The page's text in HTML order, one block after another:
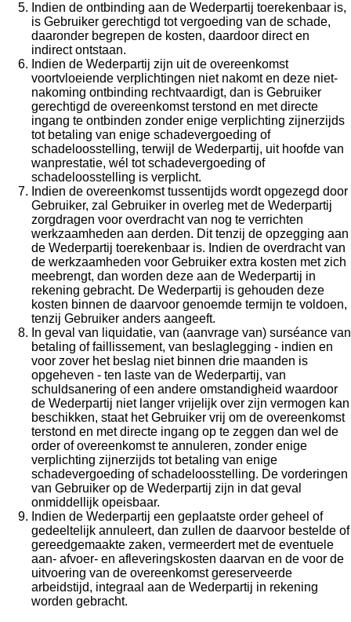
Indien de ontbinding aan de Wederpartij toerekenbaar is,
is Gebruiker gerechtigd tot vergoeding van de schade,
daaronder begrepen de kosten, daardoor direct en
indirect ontstaan.
Indien de Wederpartij zijn uit de overeenkomst
voortvloeiende verplichtingen niet nakomt en deze niet-
nakoming ontbinding rechtvaardigt, dan is Gebruiker
gerechtigd de overeenkomst terstond en met directe
ingang te ontbinden zonder enige verplichting zijnerzijds
tot betaling van enige schadevergoeding of
schadeloosstelling, terwijl de Wederpartij, uit hoofde van
wanprestatie, wél tot schadevergoeding of
schadeloosstelling is verplicht.
Indien de overeenkomst tussentijds wordt opgezegd door
Gebruiker, zal Gebruiker in overleg met de Wederpartij
zorgdragen voor overdracht van nog te verrichten
werkzaamheden aan derden. Dit tenzij de opzegging aan
de Wederpartij toerekenbaar is. Indien de overdracht van
de werkzaamheden voor Gebruiker extra kosten met zich
meebrengt, dan worden deze aan de Wederpartij in
rekening gebracht. De Wederpartij is gehouden deze
kosten binnen de daarvoor genoemde termijn te voldoen,
tenzij Gebruiker anders aangeeft.
In geval van liquidatie, van (aanvrage van) surséance van
betaling of faillissement, van beslaglegging - indien en
voor zover het beslag niet binnen drie maanden is
opgeheven - ten laste van de Wederpartij, van
schuldsanering of een andere omstandigheid waardoor
de Wederpartij niet langer vrijelijk over zijn vermogen kan
beschikken, staat het Gebruiker vrij om de overeenkomst
terstond en met directe ingang op te zeggen dan wel de
order of overeenkomst te annuleren, zonder enige
verplichting zijnerzijds tot betaling van enige
schadevergoeding of schadeloosstelling. De vorderingen
van Gebruiker op de Wederpartij zijn in dat geval
onmiddellijk opeisbaar.
Indien de Wederpartij een geplaatste order geheel of
gedeeltelijk annuleert, dan zullen de daarvoor bestelde of
gereedgemaakte zaken, vermeerdert met de eventuele
aan- afvoer- en afleveringskosten daarvan en de voor de
uitvoering van de overeenkomst gereserveerde
arbeidstijd, integraal aan de Wederpartij in rekening
worden gebracht.